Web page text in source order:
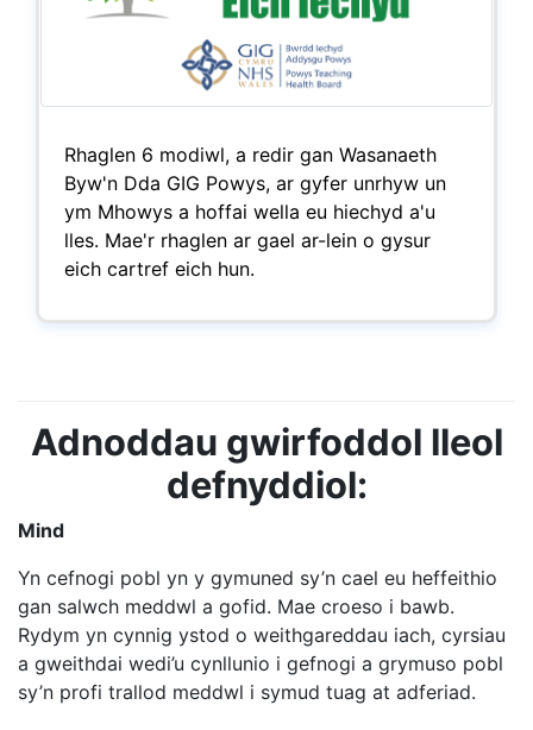
Rhaglen 6 modiwl, a redir gan Wasanaeth
Byw'n Dda GIG Powys, ar gyfer unrhyw un
ym Mhowys a hoffai wella eu hiechyd a'u
lles. Mae'r rhaglen ar gael ar-lein o gysur
eich cartref eich hun.
Adnoddau gwirfoddol lleol
defnyddiol:
Mind
Yn cefnogi pobl yn y gymuned sy’n cael eu heffeithio
gan salwch meddwl a gofid. Mae croeso i bawb.
Rydym yn cynnig ystod o weithgareddau iach, cyrsiau
a gweithdai wedi’u cynllunio i gefnogi a grymuso pobl
sy’n profi trallod meddwl i symud tuag at adferiad.